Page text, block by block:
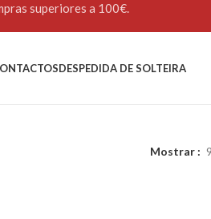
superiores a 100€.
DESPEDIDA DE SOLTEIRA
Mostrar 9